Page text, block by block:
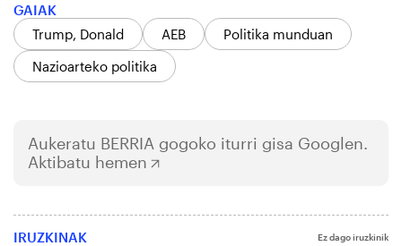
GAIAK
Trump, Donald
AEB
Politika munduan
Nazioarteko politika
Aukeratu BERRIA gogoko iturri gisa Googlen.
Aktibatu hemen
IRUZKINAK Ez dago iruzkinik